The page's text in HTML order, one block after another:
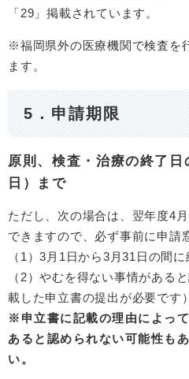
「29」掲載されています。
※福岡県外の医療機関で検査を
ます。
5．申請期限
原則、検査・治療の終了
日）まで
ただし、次の場合は、翌年度4
できますので、必ず事前に申請
（1）3月1日から3月31日の間
（2）やむを得ない事情がある
載した申立書の提出が必要です）
※申立書に記載の理由によっ
あると認められない可能性も
い。